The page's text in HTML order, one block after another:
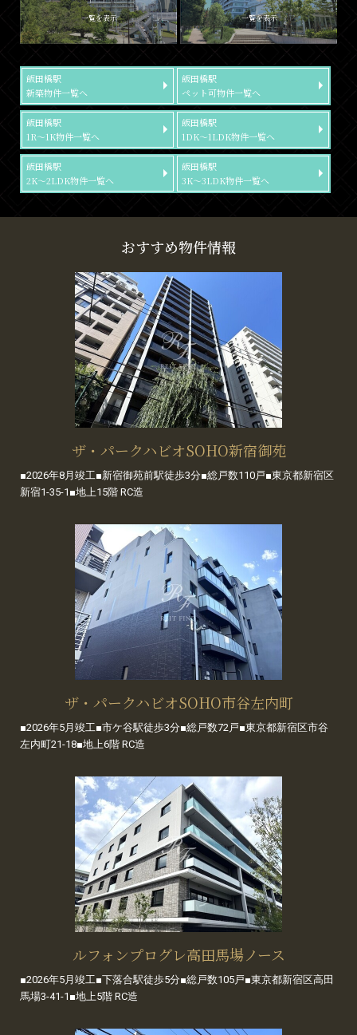
一覧を表示 一覧を表示
飯田橋駅
新築物件一覧へ
飯田橋駅
ペット可物件一覧へ
飯田橋駅
1R～1K物件一覧へ
飯田橋駅
1DK～1LDK物件一覧へ
飯田橋駅
2K～2LDK物件一覧へ
飯田橋駅
3K～3LDK物件一覧へ
おすすめ物件情報
ザ・パークハビオSOHO新宿御苑
■2026年8月竣工■新宿御苑前駅徒歩3分■総戸数110戸■東京都新宿区
新宿1-35-1■地上15階 RC造
ザ・パークハビオSOHO市谷左内町
■2026年5月竣工■市ケ谷駅徒歩3分■総戸数72戸■東京都新宿区市谷
左内町21-18■地上6階 RC造
ルフォンプログレ高田馬場ノース
■2026年5月竣工■下落合駅徒歩5分■総戸数105戸■東京都新宿区高田
馬場3-41-1■地上5階 RC造